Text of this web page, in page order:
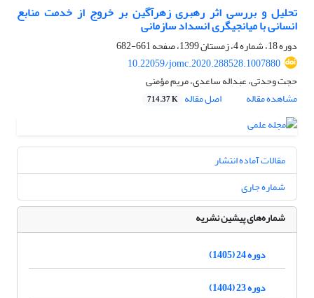
تحلیل و بررسی اثر رهبری زهرآگین بر خروج از خدمت منابع
انسانی با میانجیگری انسداد سازمانی
دوره 18، شماره 4، زمستان 1399، صفحه
661-682
10.22059/jomc.2020.288528.1007880
حجت وحدتی، عبداله ساعدی، مریم مؤمنی
مشاهده مقاله
اصل مقاله 714.37 K
مقالات آماده انتشار
شماره جاری
شماره‌های پیشین نشریه
دوره 24 (1405)
دوره 23 (1404)